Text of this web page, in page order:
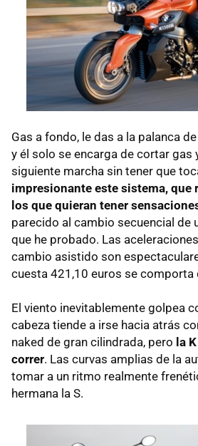
Gas a fondo, le das a la palanca
y él solo se encarga de cortar gas
siguiente marcha sin tener que
impresionante este sistema, que
los que quieran tener
parecido al cambio secuencial de
que he probado. Las
cambio asistido son
cuesta 421,10 euros se comporta
El viento inevitablemente golpea
cabeza tiende a irse hacia atrás
naked de gran cilindrada, pero la
correr. Las curvas amplias de la
tomar a un ritmo realmente
hermana la S.